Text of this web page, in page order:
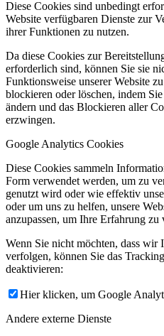
Diese Cookies sind unbedingt
Website verfügbaren Dienste zur
ihrer Funktionen zu nutzen.
Da diese Cookies zur
erforderlich sind, können Sie sie
Funktionsweise unserer Website
blockieren oder löschen, indem
ändern und das Blockieren aller
erzwingen.
Google Analytics Cookies
Diese Cookies sammeln
Form verwendet werden, um zu
genutzt wird oder wie effektiv
oder um uns zu helfen, unsere
anzupassen, um Ihre Erfahrung zu
Wenn Sie nicht möchten, dass wir
verfolgen, können Sie das
deaktivieren:
Hier klicken, um Google
Andere externe Dienste